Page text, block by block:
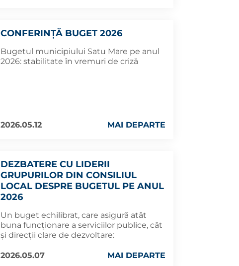
CONFERINȚĂ BUGET 2026
Bugetul municipiului Satu Mare pe anul
2026: stabilitate în vremuri de criză
2026.05.12 MAI DEPARTE
DEZBATERE CU LIDERII
GRUPURILOR DIN CONSILIUL
LOCAL DESPRE BUGETUL PE ANUL
2026
Un buget echilibrat, care asigură atât
buna funcționare a serviciilor publice, cât
și direcții clare de dezvoltare:
2026.05.07 MAI DEPARTE